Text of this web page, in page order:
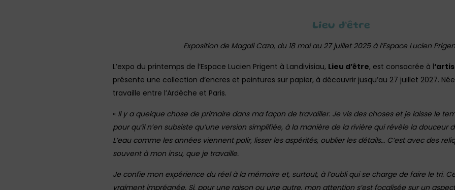
Lieu d’être
Exposition de Magali Cazo, du 18 mai au 27 juillet 2025 à l’Espace Lucien
L’expo du printemps de l’Espace Lucien Prigent à Landivisiau, Lieu d’être, est consacrée à l
présente une collection d’encres et peintures sur papier, à découvrir jusqu’au 27 juillet 2027.
travaille entre l’Ardèche et Paris.
« Il y a quelque chose de primaire dans ma façon de travailler. Je vis des choses et je laisse le
pour qu’il n’en subsiste qu’une version simplifiée, à la manière de la rivière qui révèle la douceur
L’eau comme les années viennent polir, lisser les aspérités, oublier les détails… C’est avec des
souvent à mon insu, que je travaille.
Je confie mon expérience du réel à la mémoire et, surtout, à l’oubli qui se charge de faire le tri.
vraiment imprégnée. Si, pour une raison ou une autre, mon attention s’est focalisée sur un